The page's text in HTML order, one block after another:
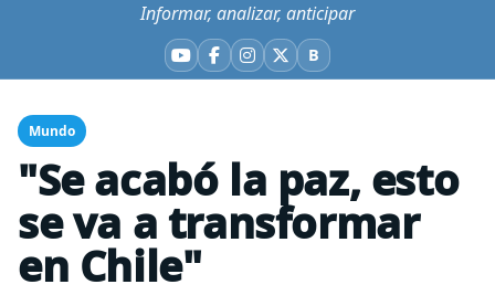
Informar, analizar, anticipar
YouTube
Facebook
Instagram
X BBluesky
Mundo
"Se acabó la paz, esto
se va a transformar
en Chile"